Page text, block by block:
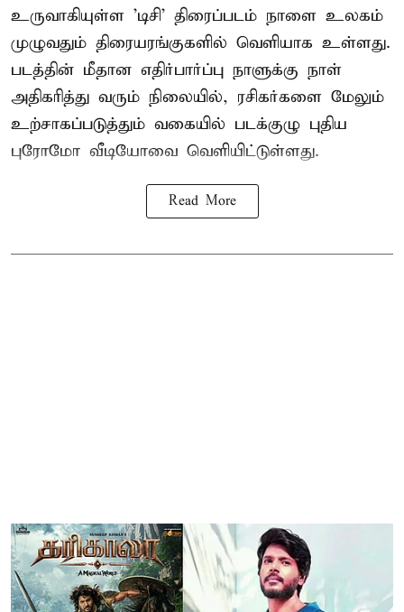
உருவாகியுள்ள 'டிசி' திரைப்படம் நாளை உலகம்
முழுவதும் திரையரங்குகளில் வெளியாக உள்ளது.
படத்தின் மீதான எதிர்பார்ப்பு நாளுக்கு நாள்
அதிகரித்து வரும் நிலையில், ரசிகர்களை மேலும்
உற்சாகப்படுத்தும் வகையில் படக்குழு புதிய
புரோமோ வீடியோவை வெளியிட்டுள்ளது.
Read More